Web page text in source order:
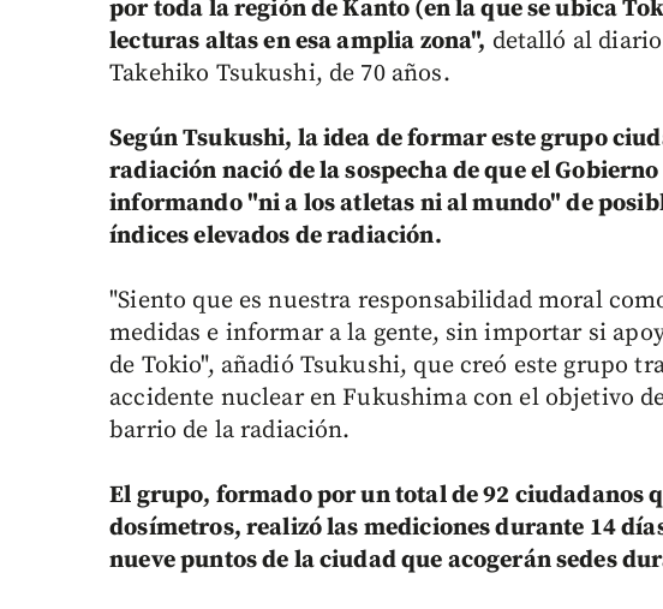
por toda la región de Kanto (en la que se ubica
lecturas altas en esa amplia zona", detalló al
Takehiko Tsukushi, de 70 años.
Según Tsukushi, la idea de formar este grupo
radiación nació de la sospecha de que el
informando "ni a los atletas ni al mundo" de
índices elevados de radiación.
"Siento que es nuestra responsabilidad moral
medidas e informar a la gente, sin importar si
de Tokio", añadió Tsukushi, que creó este grupo
accidente nuclear en Fukushima con el objetivo
barrio de la radiación.
El grupo, formado por un total de 92 ciudadanos
dosímetros, realizó las mediciones durante 14
nueve puntos de la ciudad que acogerán sedes